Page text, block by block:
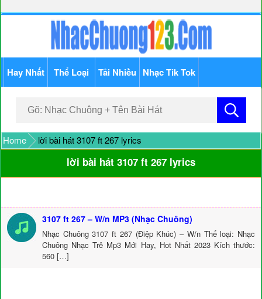
Hay Nhất Thể Loại Tải Nhiều Nhạc Tik Tok
Home lời bài hát 3107 ft 267 lyrics
lời bài hát 3107 ft 267 lyrics
3107 ft 267 – W/n MP3 (Nhạc Chuông)
Nhạc Chuông 3107 ft 267 (Điệp Khúc) – W/n Thể loại: Nhạc
Chuông Nhạc Trẻ Mp3 Mới Hay, Hot Nhất 2023 Kích thước:
560 […]